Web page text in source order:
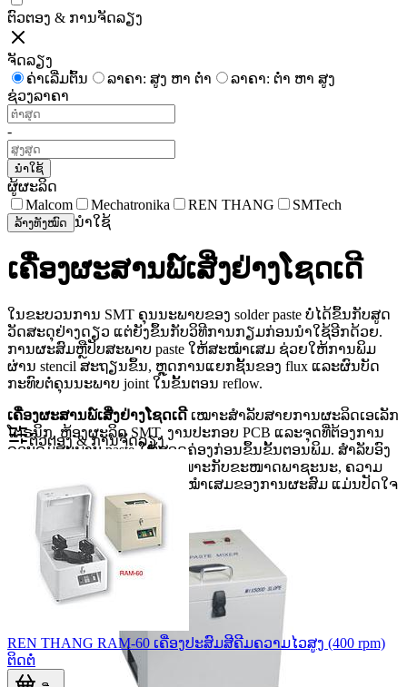
ຕົວຕອງ & ການຈັດລຽງ
ຈັດລຽງ
ຄ່າເລີ່ມຕົ້ນ
ລາຄາ: ສູງ ຫາ ຕໍ່າ
ລາຄາ: ຕໍ່າ ຫາ ສູງ
ຊ່ວງລາຄາ
-
ນຳໃຊ້
ຜູ້ຜະລິດ
Malcom
Mechatronika REN THANG SMTech
ລ້າງທັງໝົດ ນຳໃຊ້
ເຄື່ອງຜະສານພ໌ເສີ່ງຢ່າງໂຊດເດີ
ໃນຂະບວນການ SMT ຄຸນນະພາບຂອງ solder paste ບໍ່ໄດ້ຂຶ້ນກັບສູດ
ວັດສະດຸຢ່າງດຽວ ແຕ່ຍັງຂຶ້ນກັບວິທີການກຽມກ່ອນນໍາໃຊ້ອີກດ້ວຍ.
ການຜະສົມຫຼືປັບສະພາບ paste ໃຫ້ສະໝໍາເສມ ຊ່ວຍໃຫ້ການພິມ
ຜ່ານ stencil ສະຖຽນຂຶ້ນ, ຫຼຸດການແຍກຊັ້ນຂອງ flux ແລະຜົນບັດ
ກະທົບຕໍ່ຄຸນນະພາບ joint ໃນຂັ້ນຕອນ reflow.
ເຄື່ອງຜະສານພ໌ເສີ່ງຢ່າງໂຊດເດີເໝາະສໍາລັບສາຍການຜະລິດເອເລັກ
ໂຕຣນິກ, ຫ້ອງຜະລິດ SMT, ງານປະກອບ PCB ແລະຈຸດທີ່ຕ້ອງການ
ຄວບຄຸມສະພາບ paste ໃຫ້ສອດຄ່ອງກ່ອນຂຶ້ນຂັ້ນຕອນພິມ. ສໍາລັບອົງ
ກອນ B2B ການເລືອກເຄື່ອງທີ່ເໝາະກັບຂະໜາດພາຊະນະ, ຄວາມ
ໄວ, ເວລາຕັ້ງຄ່າ ແລະຄວາມສະໝໍາເສມຂອງການຜະສົມ ແມ່ນປັດໃຈ
ສໍາຄັນກວ່າການເບິ່ງພຽງຊື່ຮຸ່ນ.
ຕົວຕອງ & ການຈັດລຽງ
REN THANG RAM-60 ເຄື່ອງປະສົມສີຄີມຄວາມໄວສູງ (400 rpm)
ຕິດຕໍ່